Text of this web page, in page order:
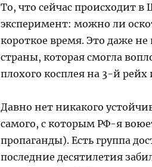
То, что сейчас происходит
эксперимент: можно ли
короткое время. Это даже
страны, которая смогла
плохого косплея на 3-й
Давно нет никакого
самого, с которым РФ-я
пропаганды). Есть группа
последние десятилетия